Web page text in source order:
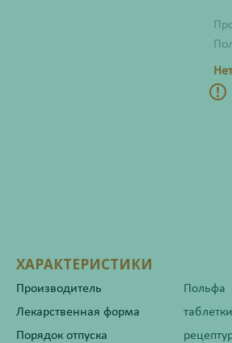
ХАРАКТЕРИСТИКИ
Производитель
Польфа
Лекарственная форма
таблетки
Порядок отпуска